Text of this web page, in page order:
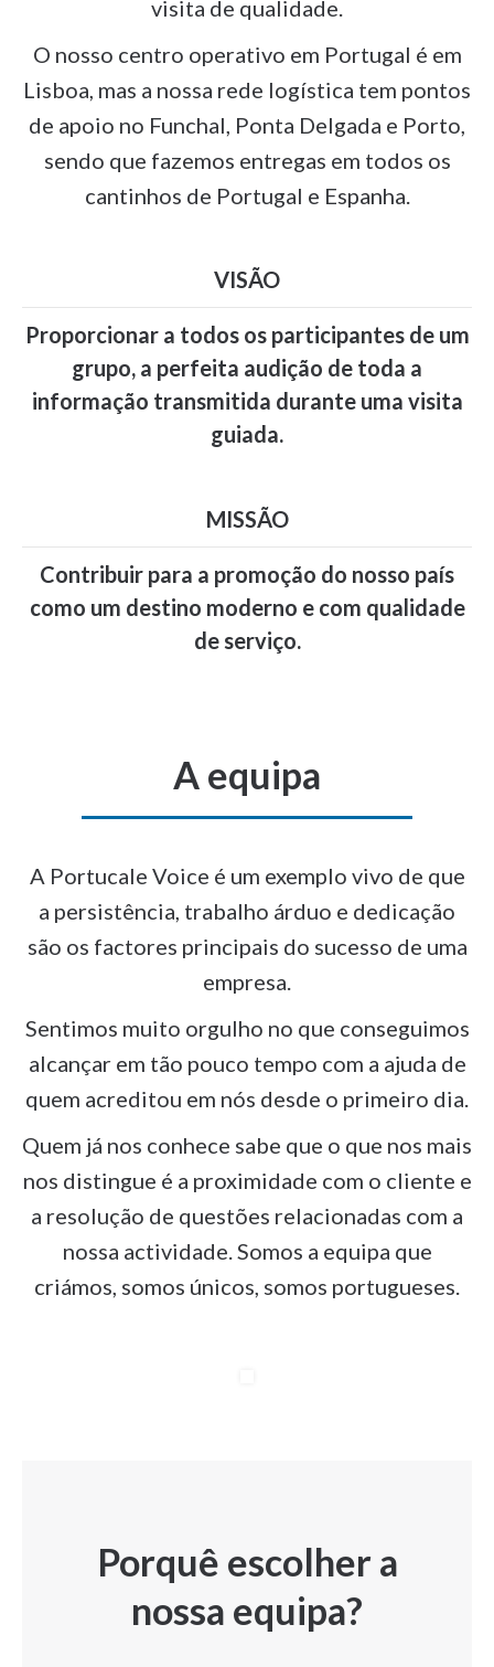
visita de qualidade.
O nosso centro operativo em Portugal é em
Lisboa, mas a nossa rede logística tem pontos
de apoio no Funchal, Ponta Delgada e Porto,
sendo que fazemos entregas em todos os
cantinhos de Portugal e Espanha.
VISÃO
Proporcionar a todos os participantes de um
grupo, a perfeita audição de toda a
informação transmitida durante uma visita
guiada.
MISSÃO
Contribuir para a promoção do nosso país
como um destino moderno e com qualidade
de serviço.
A equipa
A Portucale Voice é um exemplo vivo de que
a persistência, trabalho árduo e dedicação
são os factores principais do sucesso de uma
empresa.
Sentimos muito orgulho no que conseguimos
alcançar em tão pouco tempo com a ajuda de
quem acreditou em nós desde o primeiro dia.
Quem já nos conhece sabe que o que nos mais
nos distingue é a proximidade com o cliente e
a resolução de questões relacionadas com a
nossa actividade. Somos a equipa que
criámos, somos únicos, somos portugueses.
Porquê escolher a
nossa equipa?